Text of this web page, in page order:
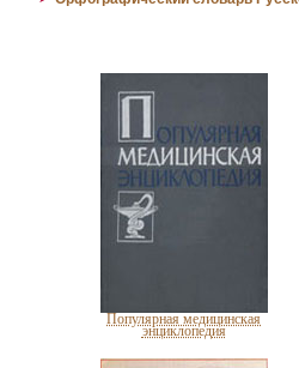
Популярная медицинская
энциклопедия